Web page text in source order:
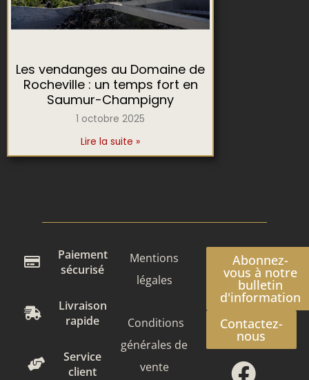
Les vendanges au Domaine de
Rocheville : un temps fort en
Saumur-Champigny
1 octobre 2025
Lire la suite »
Paiement
sécurisé
Livraison
rapide
Service
client
Mentions
légales
Conditions
générales de
vente
Abonnez-
vous à notre
bulletin
d'information
Contactez-
nous